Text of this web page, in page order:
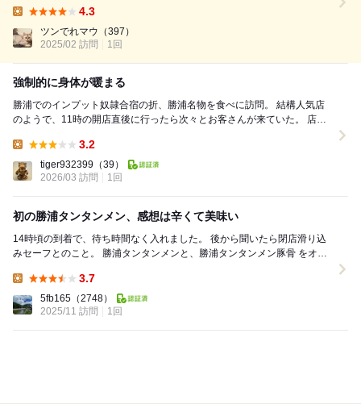
店しました。 こちらのお店は国道沿いでアクセス容易、待ちなして入店
できました。 勝浦豚...
4.3
ツンでれマウ （397）
2025/02 訪問
1回
強制的に身体が暖まる
勝浦でのインプット奴隷合宿の折、勝浦名物を食べに訪問。 結構人気店
のようで、11時の開店直後に行ったら次々とお客さんが来ていた。 店舗
3.2
tiger932399 （39）
2026/03 訪問
1回
初の勝浦タンタンメン、感想は辛くて美味い
14時頃の到着で、待ち時間なく入れました。 後から聞いたら閉店滑り込
みセーフとのこと。 勝浦タンタンメンと、勝浦タンタンメン豚骨 をオー
3.7
5fb165 （2748）
2025/11 訪問
1回